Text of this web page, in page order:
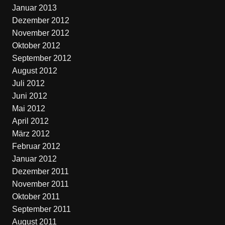
Januar 2013
Dezember 2012
November 2012
Oktober 2012
September 2012
August 2012
Juli 2012
Juni 2012
Mai 2012
April 2012
März 2012
Februar 2012
Januar 2012
Dezember 2011
November 2011
Oktober 2011
September 2011
August 2011